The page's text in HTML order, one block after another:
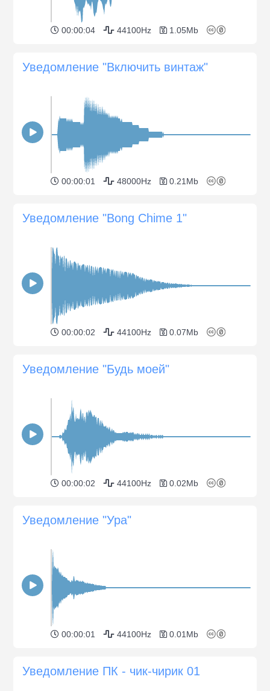
00:00:04 44100Hz 1.05Mb
Уведомление "Включить винтаж"
00:00:01 48000Hz 0.21Mb
Уведомление "Bong Chime 1"
00:00:02 44100Hz 0.07Mb
Уведомление "Будь моей"
00:00:02 44100Hz 0.02Mb
Уведомление "Ура"
00:00:01 44100Hz 0.01Mb
Уведомление ПК - чик-чирик 01